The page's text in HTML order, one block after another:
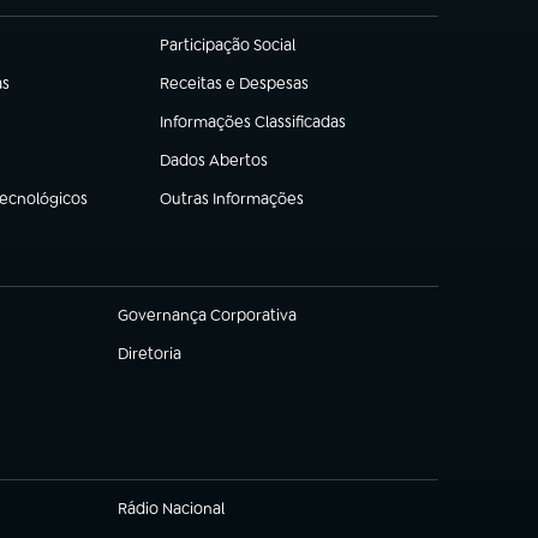
Participação Social
(abre em nova aba)
Receitas e Despesas
(abre em nova aba)
Informações Classificadas
(abre em nova aba)
Dados Abertos
(abre em nova aba)
Outras Informações
(abre em nova aba)
Governança Corporativa
(abre em nova aba)
Diretoria
(abre em nova aba)
Rádio Nacional